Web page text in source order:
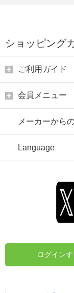
ショッピング
ご利用ガイド
会員メニュー
メーカーから
Language
ログインす